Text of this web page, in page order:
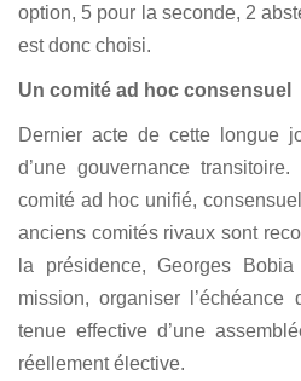
option, 5 pour la seconde, 2
est donc choisi.
Un comité ad hoc consensuel
Dernier acte de cette longue
d’une gouvernance
comité ad hoc unifié,
anciens comités rivaux sont
la présidence, Georges
mission, organiser
tenue effective d’une
réellement élective.